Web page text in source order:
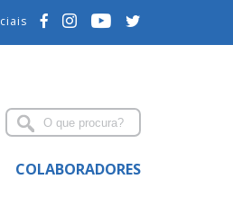
COLABORADORES